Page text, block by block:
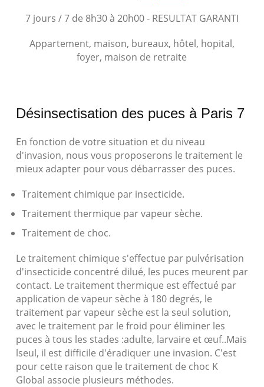
7 jours / 7 de 8h30 à 20h00 - RESULTAT GARANTI
Appartement, maison, bureaux, hôtel, hopital,
foyer, maison de retraite
Désinsectisation des puces à Paris 7
En fonction de votre situation et du niveau
d'invasion, nous vous proposerons le traitement le
mieux adapter pour vous débarrasser des puces.
Traitement chimique par insecticide.
Traitement thermique par vapeur sèche.
Traitement de choc.
Le traitement chimique s'effectue par pulvérisation
d'insecticide concentré dilué, les puces meurent par
contact. Le traitement thermique est effectué par
application de vapeur sèche à 180 degrés, le
traitement par vapeur sèche est la seul solution,
avec le traitement par le froid pour éliminer les
puces à tous les stades :adulte, larvaire et œuf..Mais
lseul, il est difficile d'éradiquer une invasion. C'est
pour cette raison que le traitement de choc K
Global associe plusieurs méthodes.